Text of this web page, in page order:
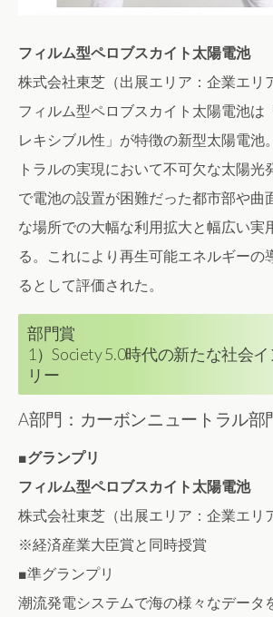
フィルム型ペロブスカイト太陽電池
株式会社東芝（出展エリア：企業エリ
フィルム型ペロブスカイト太陽電池は
レキシブル性」が特徴の新型太陽電池
トラルの実現において不可欠な太陽光
で電池の設置が困難だった都市部や曲
な場所での大幅な利用拡大と幅広い実
る。これにより再生可能エネルギーの
るとして評価された。
部門賞
1）Society 5.0時代の新たな社会
リー
A部門：カーボンニュートラル部
■グランプリ
フィルム型ペロブスカイト太陽電池
株式会社東芝（出展エリア：企業エリ
※経済産業大臣賞と同時授賞
■準グランプリ
潮流発電システムで海の様々なデー